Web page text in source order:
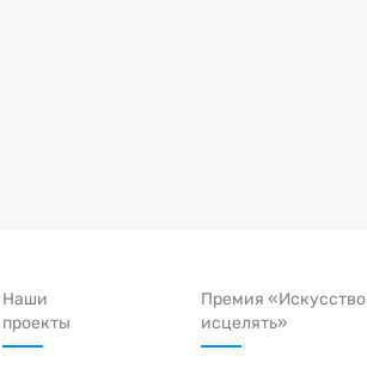
Наши
проекты
Премия «Искусство
исцелять»